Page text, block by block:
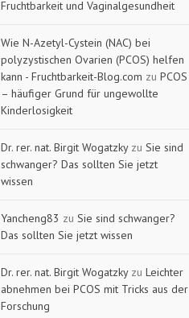
Fruchtbarkeit und Vaginalgesundheit
Wie N-Azetyl-Cystein (NAC) bei
polyzystischen Ovarien (PCOS) helfen
kann - Fruchtbarkeit-Blog.com zu PCOS
– häufiger Grund für ungewollte
Kinderlosigkeit
Dr. rer. nat. Birgit Wogatzkyzu Sie sind
schwanger? Das sollten Sie jetzt
wissen
Yancheng83 zu Sie sind schwanger?
Das sollten Sie jetzt wissen
Dr. rer. nat. Birgit Wogatzkyzu Leichter
abnehmen bei PCOS mit Tricks aus der
Forschung